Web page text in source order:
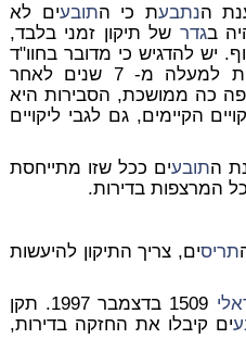
נתבעת כי התובעים לא
בגדר של תיקון זמני בלבד,
יש להדגיש כי מדובר בחוו"ד
שבדק את הדירות למעלה מ- 7 שנים לאחר
כה ממושכת, הסבירות היא
הקיימים, גם לגבי ליקויים
התובעים ככל שזו מתייחסת
המרצפות בדירות.
תריסים, צריך התיקון להיעשות
1509 בדצמבר 1997. תקן
ים קיבלו את החזקה בדירות,